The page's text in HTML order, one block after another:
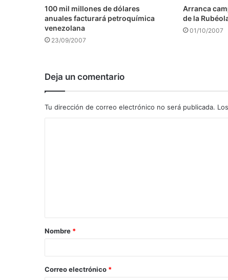
100 mil millones de dólares
anuales facturará petroquímica
venezolana
23/09/2007
Arranca
de la
01/10/2007
Deja un comentario
Tu dirección de correo electrónico no será publicada.
a
r
Nombre *
Correo electrónico *